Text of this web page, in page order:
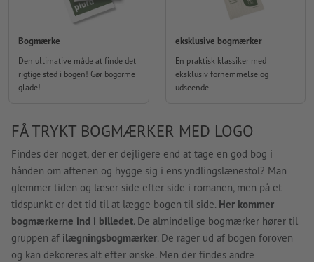
Bogmærke
Den ultimative måde at finde det
rigtige sted i bogen! Gør bogorme
glade!
eksklusive bogmærker
En praktisk klassiker med
eksklusiv fornemmelse og
udseende
FÅ TRYKT BOGMÆRKER MED LOGO
Findes der noget, der er dejligere end at tage en god bog i
hånden om aftenen og hygge sig i ens yndlingslænestol? Man
glemmer tiden og læser side efter side i romanen, men på et
tidspunkt er det tid til at lægge bogen til side. Her kommer
bogmærkerne ind i billedet. De almindelige bogmærker hører til
gruppen af ilægningsbogmærker. De rager ud af bogen foroven
og kan dekoreres alt efter ønske. Men der findes andre